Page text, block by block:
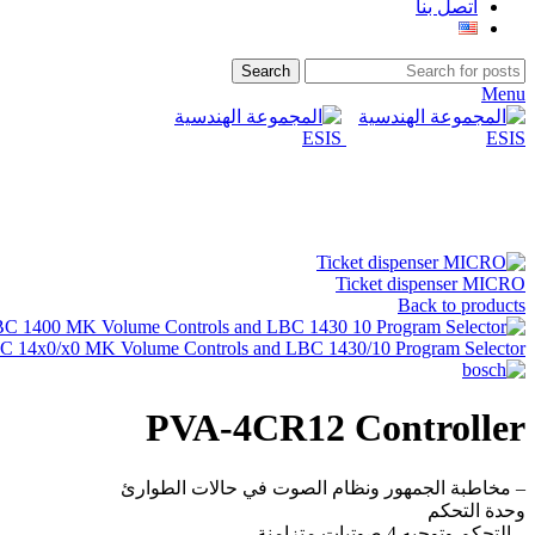
اتصل بنا
Search
Menu
Ticket dispenser MICRO
Back to products
14x0/x0 MK Volume Controls and LBC 1430/10 Program Selector
PVA-4CR12 Controller
– مخاطبة الجمهور ونظام الصوت في حالات الطوارئ
وحدة التحكم